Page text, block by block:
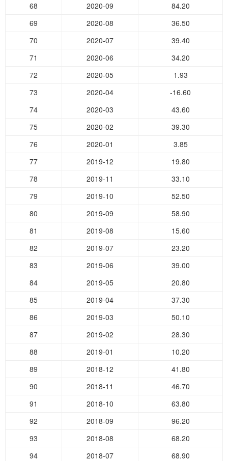
68
2020-09
84.20
69
2020-08
36.50
70
2020-07
39.40
71
2020-06
34.20
72
2020-05
1.93
73
2020-04
-16.60
74
2020-03
43.60
75
2020-02
39.30
76
2020-01
3.85
77
2019-12
19.80
78
2019-11
33.10
79
2019-10
52.50
80
2019-09
58.90
81
2019-08
15.60
82
2019-07
23.20
83
2019-06
39.00
84
2019-05
20.80
85
2019-04
37.30
86
2019-03
50.10
87
2019-02
28.30
88
2019-01
10.20
89
2018-12
41.80
90
2018-11
46.70
91
2018-10
63.80
92
2018-09
96.20
93
2018-08
68.20
94
2018-07
68.90